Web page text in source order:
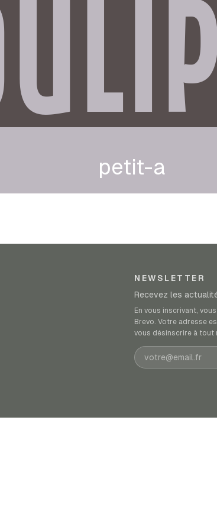
petit-a
NEWSLETTER
Recevez les
En vous inscrivant,
Brevo. Votre adresse
vous désinscrire à tout
Adresse e-mail